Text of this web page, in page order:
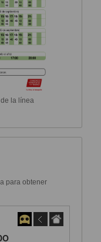
la línea
para obtener